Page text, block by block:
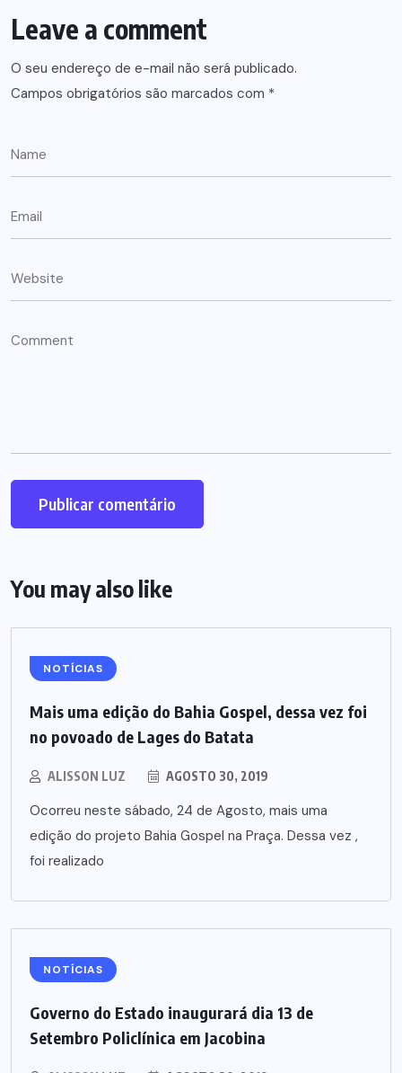
Leave a comment
O seu endereço de e-mail não será publicado.
Campos obrigatórios são marcados com *
You may also like
NOTÍCIAS
Mais uma edição do Bahia Gospel, dessa vez foi
no povoado de Lages do Batata
ALISSON LUZ AGOSTO 30, 2019
Ocorreu neste sábado, 24 de Agosto, mais uma
edição do projeto Bahia Gospel na Praça. Dessa vez ,
foi realizado
NOTÍCIAS
Governo do Estado inaugurará dia 13 de
Setembro Policlínica em Jacobina